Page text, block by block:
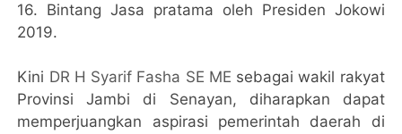
16. Bintang Jasa pratama oleh Presiden Jokowi
2019.
Kini DR H Syarif Fasha SE ME sebagai wakil rakyat
Provinsi Jambi di Senayan, diharapkan dapat
memperjuangkan aspirasi pemerintah daerah di